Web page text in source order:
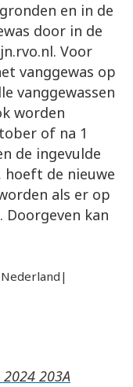
en in de
door in de
Voor
vanggewas op
vanggewassen
worden
of na 1
de ingevulde
de nieuwe
als er op
kan